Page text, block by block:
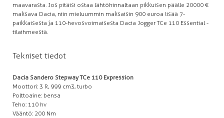
maavarasta. Jos pitäisi ostaa lähtöhinnaltaan pikkuisen päälle 20 000 €
maksava Dacia, niin mieluummin maksaisin 900 euroa lisää 7-
paikkaisesta ja 110-hevosvoimaisesta Dacia Jogger TCe 110 Essential -
tilaihmeestä.
Tekniset tiedot
Dacia Sandero Stepway TCe 110 Expression
Moottori: 3 R, 999 cm3, turbo
Polttoaine: bensa
Teho: 110 hv
Vääntö: 200 Nm